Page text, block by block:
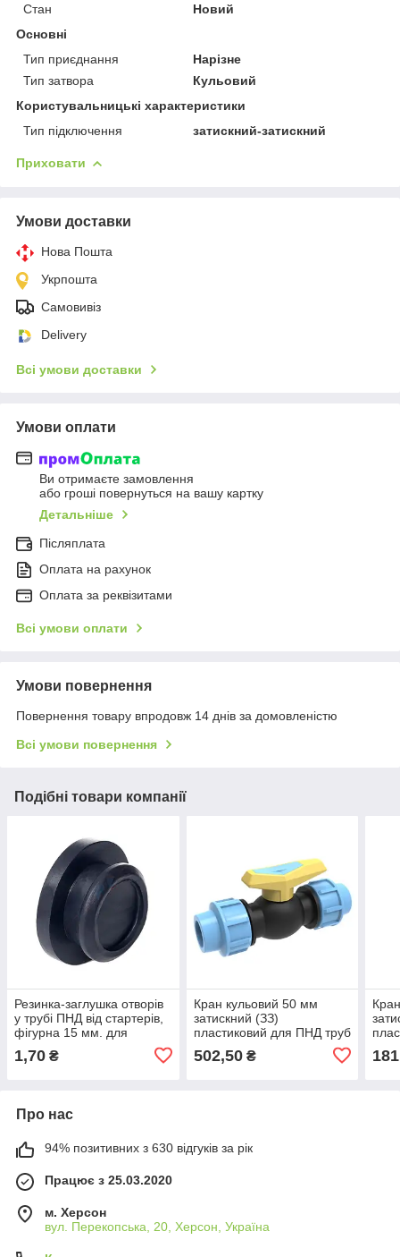
Стан
Новий
Основні
Тип приєднання
Нарізне
Тип затвора
Кульовий
Користувальницькі характеристики
Тип підключення
затискний-затискний
Приховати
Умови доставки
Нова Пошта
Укрпошта
Самовивіз
Delivery
Всі умови доставки
Умови оплати
Ви отримаєте замовлення
або гроші повернуться на вашу картку
Детальніше
Післяплата
Оплата на рахунок
Оплата за реквізитами
Всі умови оплати
Умови повернення
Повернення товару впродовж 14 днів за домовленістю
Всі умови повернення
Подібні товари компанії
Резинка-заглушка отворів
у трубі ПНД від стартерів,
фігурна 15 мм. для
зрошення. Santehplast SL-
1,70 ₴
Кран кульовий 50 мм
затискний (ЗЗ)
пластиковий для ПНД труб
502,50₴
Про нас
94% позитивних з 630 відгуків за рік
Працює з 25.03.2020
м. Херсон
вул. Перекопська, 20, Херсон, Україна